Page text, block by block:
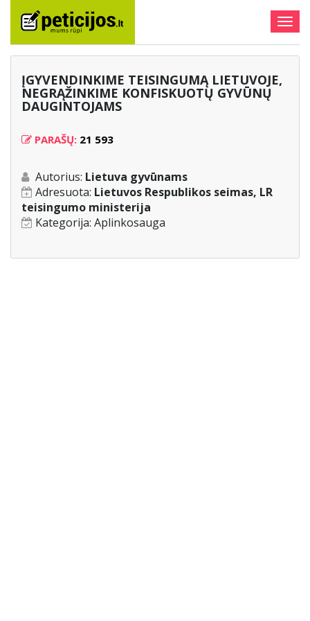
ĮGYVENDINKIME TEISINGUMĄ LIETUVOJE,
NEGRĄŽINKIME KONFISKUOTŲ GYVŪNŲ
DAUGINTOJAMS
PARAŠŲ: 21 593
Autorius: Lietuva gyvūnams
Adresuota: Lietuvos Respublikos seimas, LR
teisingumo ministerija
Kategorija: Aplinkosauga